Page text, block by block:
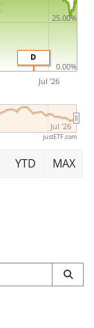
D
Jul '26
Jul '26
0.00%
25.00%
justETF.com
YTD MAX